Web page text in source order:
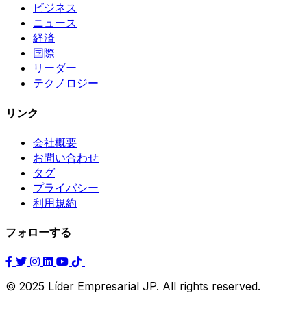
ビジネス
ニュース
経済
国際
リーダー
テクノロジー
リンク
会社概要
お問い合わせ
タグ
プライバシー
利用規約
フォローする
© 2025 Líder Empresarial JP. All rights reserved.